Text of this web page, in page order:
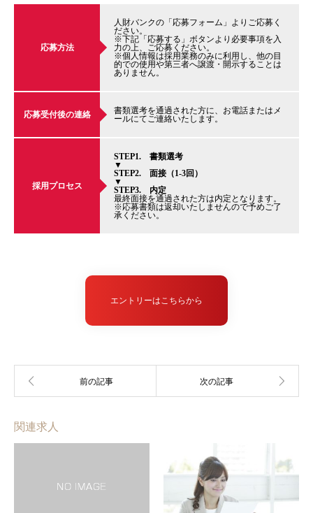
応募方法
人財バンクの「応募フォーム」よりご応募く
ださい。
※下記「応募する」ボタンより必要事項を入
力の上、ご応募ください。
※個人情報は採用業務のみに利用し、他の目
的での使用や第三者へ譲渡・開示することは
ありません。
応募受付後の連絡
書類選考を通過された方に、お電話またはメ
ールにてご連絡いたします。
採用プロセス
STEP1. 書類選考
▼
STEP2. 面接（1-3回）
▼
STEP3. 内定
最終面接を通過された方は内定となります。
※応募書類は返却いたしませんので予めご了
承ください。
エントリーはこちらから
関連求人